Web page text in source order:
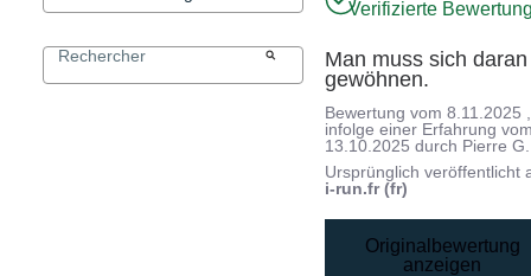
Verifizierte
Man muss sich daran
gewöhnen.
Bewertung vom8.11.2025
infolge einer Erfahrung
13.10.2025 durch Pierre G.
Ursprünglich veröffentlicht
i-run.fr (fr)
Originalbewertung
anzeigen